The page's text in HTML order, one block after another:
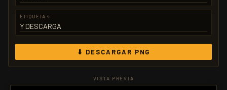
ETIQUETA 4
⬇ DESCARGAR PNG
VISTA PREVIA